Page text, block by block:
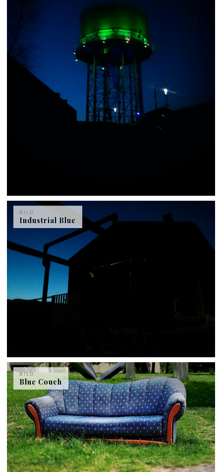
BILD
Industrial Blue
BILD
Blue Couch